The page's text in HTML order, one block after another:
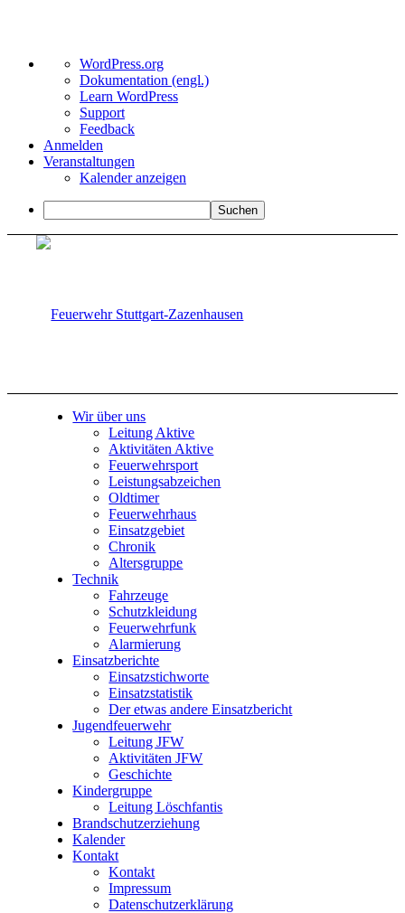
Über
WordPress
WordPress.org
Dokumentation (engl.)
Learn WordPress
Support
Feedback
Anmelden
Veranstaltungen
Kalender anzeigen
Suchen
Wir über uns
Leitung Aktive
Aktivitäten Aktive
Feuerwehrsport
Leistungsabzeichen
Oldtimer
Feuerwehrhaus
Einsatzgebiet
Chronik
Altersgruppe
Technik
Fahrzeuge
Schutzkleidung
Feuerwehrfunk
Alarmierung
Einsatzberichte
Einsatzstichworte
Einsatzstatistik
Der etwas andere Einsatzbericht
Jugendfeuerwehr
Leitung JFW
Aktivitäten JFW
Geschichte
Kindergruppe
Leitung Löschfantis
Brandschutzerziehung
Kalender
Kontakt
Kontakt
Impressum
Datenschutzerklärung